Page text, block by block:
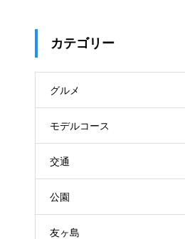
カテゴリー
グルメ
モデルコース
交通
公園
友ヶ島